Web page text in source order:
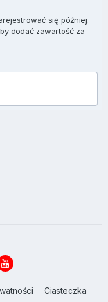
się później.
dodać zawartość za
Ciasteczka